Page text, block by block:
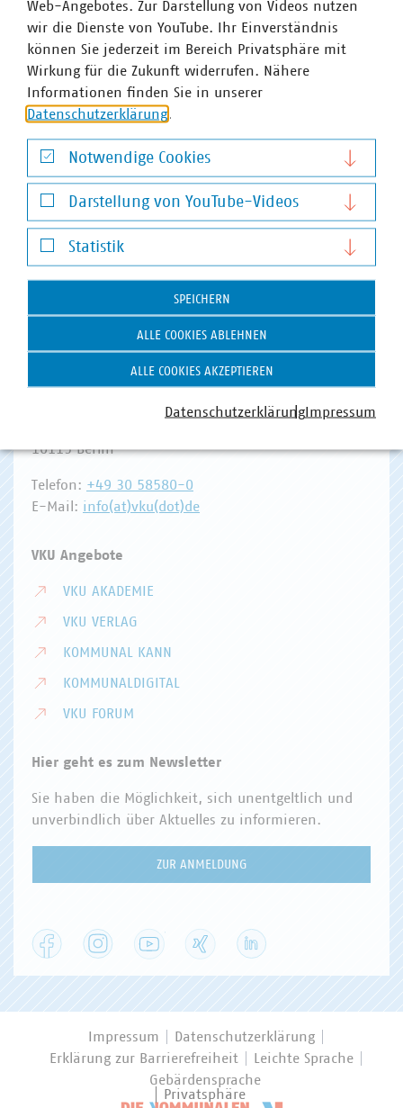
VKU-Bereiche
ENERGIEWIRTSCHAFTWASSER/ABWASSER ABFALLWIRTSCHAFT
RECHT
Zum
Hausanschrift und Kontakt
VKU-Hauptgeschäftsstelle
10115 Berlin
Telefon: +49 30 58580-0
E-Mail: info(at)vku(dot)de
VKU Angebote
VKU AKADEMIE
VKU VERLAG
KOMMUNAL KANN
KOMMUNALDIGITAL
VKU FORUM
Hier geht es zum Newsletter
Sie haben die Möglichkeit, sich unentgeltlich und
unverbindlich über Aktuelles zu informieren.
ZUR ANMELDUNG
Facebook Instagram YouTube
Impressum
Datenschutzerklärung
Erklärung zur Barrierefreiheit
Leichte Sprache
Gebärdensprache
Privatsphäre
Web-Angebotes. Zur Darstellung von Videos nutzen
wir die Dienste von YouTube. Ihr Einverständnis
können Sie jederzeit im Bereich Privatsphäre mit
Wirkung für die Zukunft widerrufen. Nähere
Informationen finden Sie in unserer
Datenschutzerklärung
Notwendige Cookies
Notwendige Cookies
Darstellung von YouTube-Videos
Darstellung von YouTube-Videos
Statistik
Statistik
SPEICHERN
ALLE COOKIES ABLEHNEN
ALLE COOKIES AKZEPTIEREN
DatenschutzerklärungImpressum